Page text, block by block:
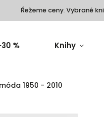
Řežeme ceny. Vybrané
% Knihy
1950 - 2010